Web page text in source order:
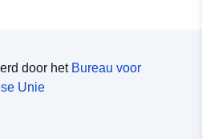
door het Bureau voor
Unie